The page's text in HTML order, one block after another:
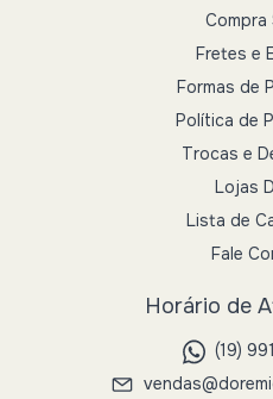
Compra
Fretes e
Formas de
Política de
Trocas e
Lojas
Lista de
Fale
Horário de
(19)